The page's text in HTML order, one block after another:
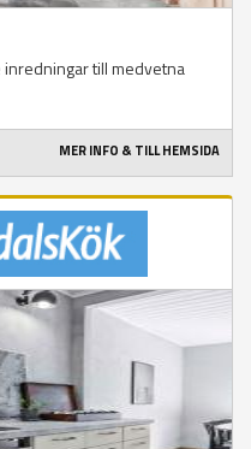
till medvetna
MER INFO & TILL HEMSIDA